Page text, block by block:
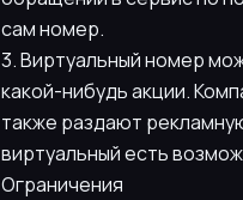
сам номер.
3. Виртуальный номер
какой-нибудь акции.
также раздают
виртуальный есть
Ограничения